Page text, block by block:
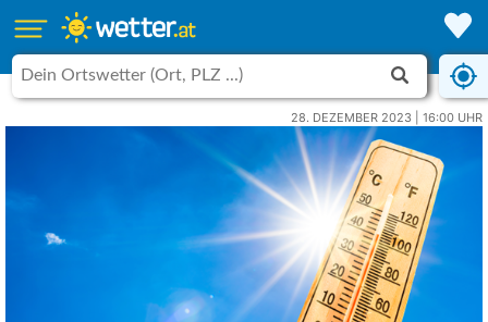
28. DEZEMBER 2023 | 16:00 UHR